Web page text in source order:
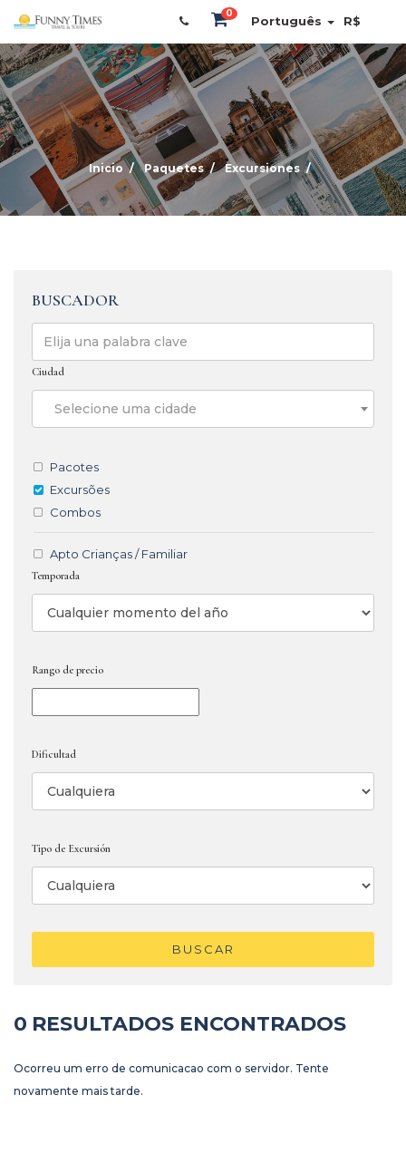
0
Português R$
Inicio Paquetes Excursiones
BUSCADOR
Ciudad
Selecione uma cidade
Pacotes
Excursões
Combos
Apto Crianças / Familiar
Temporada
Rango de precio
Dificultad
Tipo de Excursión
BUSCAR
0 RESULTADOS ENCONTRADOS
Ocorreu um erro de comunicacao com o servidor. Tente
novamente mais tarde.